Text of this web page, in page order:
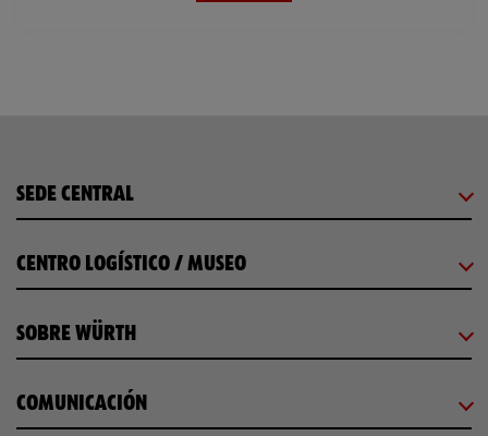
SEDE CENTRAL
CENTRO LOGÍSTICO / MUSEO
SOBRE WÜRTH
COMUNICACIÓN